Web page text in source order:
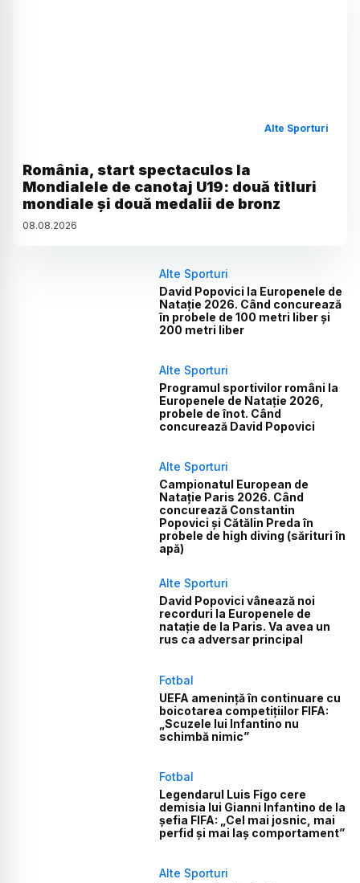
Alte Sporturi
România, start spectaculos la
Mondialele de canotaj U19: două titluri
mondiale și două medalii de bronz
08.08.2026
Alte Sporturi
David Popovici la Europenele de
Natație 2026. Când concurează
în probele de 100 metri liber și
200 metri liber
Alte Sporturi
Programul sportivilor români la
Europenele de Natație 2026,
probele de înot. Când
concurează David Popovici
Alte Sporturi
Campionatul European de
Natație Paris 2026. Când
concurează Constantin
Popovici și Cătălin Preda în
probele de high diving (sărituri în
apă)
Alte Sporturi
David Popovici vânează noi
recorduri la Europenele de
natație de la Paris. Va avea un
rus ca adversar principal
Fotbal
UEFA amenință în continuare cu
boicotarea competițiilor FIFA:
„Scuzele lui Infantino nu
schimbă nimic”
Fotbal
Legendarul Luis Figo cere
demisia lui Gianni Infantino de la
șefia FIFA: „Cel mai josnic, mai
perfid și mai laș comportament”
Alte Sporturi